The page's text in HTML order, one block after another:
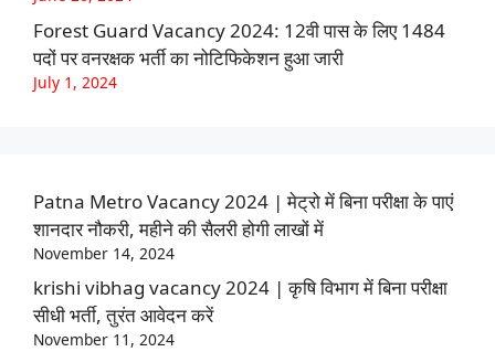
Forest Guard Vacancy 2024: 12वी पास के लिए 1484
पदों पर वनरक्षक भर्ती का नोटिफिकेशन हुआ जारी
July 1, 2024
Patna Metro Vacancy 2024 | मेट्रो में बिना परीक्षा के पाएं
शानदार नौकरी, महीने की सैलरी होगी लाखों में
November 14, 2024
krishi vibhag vacancy 2024 | कृषि विभाग में बिना परीक्षा
सीधी भर्ती, तुरंत आवेदन करें
November 11, 2024